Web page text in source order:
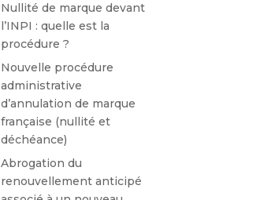
Nullité de marque devant
l’INPI : quelle est la
procédure ?
Nouvelle procédure
administrative
d’annulation de marque
française (nullité et
déchéance)
Abrogation du
renouvellement anticipé